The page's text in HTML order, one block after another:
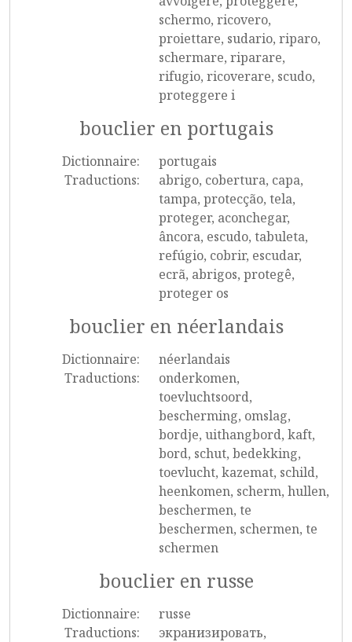
schermo, ricovero,
proiettare, sudario, riparo,
schermare, riparare,
rifugio, ricoverare, scudo,
proteggere i
bouclier en portugais
Dictionnaire:
portugais
Traductions:
abrigo, cobertura, capa,
tampa, protecção, tela,
proteger, aconchegar,
âncora, escudo, tabuleta,
refúgio, cobrir, escudar,
ecrã, abrigos, protegê,
proteger os
bouclier en néerlandais
Dictionnaire:
néerlandais
Traductions:
onderkomen,
toevluchtsoord,
bescherming, omslag,
bordje, uithangbord, kaft,
bord, schut, bedekking,
toevlucht, kazemat, schild,
heenkomen, scherm, hullen,
beschermen, te
beschermen, schermen, te
schermen
bouclier en russe
Dictionnaire:
russe
Traductions:
экранизировать,